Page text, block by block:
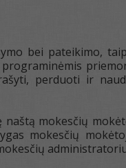
bei pateikimo,
perduoti ir
mokesčių
mokesčių